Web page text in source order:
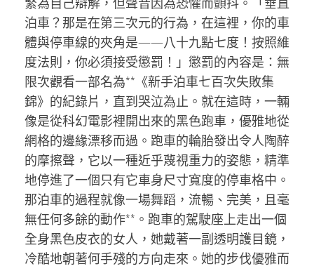
泊車？那是在第三次元的行為，在這裡，你的車
體與停車線的夾角是——八十九點七度！按照維
度法則，你必須接受懲罰！」懲罰的內容是：無
限次觀看一部名為**《新手泊車七百次失敗集
錦》的紀錄片，直到哭泣為止。就在這時，一輛
像是從科幻電影裡開出來的黑色跑車，優雅地從
網格的邊緣漂移而過。跑車的輪胎發出令人陶醉
的摩擦聲，它以一種近乎蔑視重力的姿態，精準
地停進了一個只有它車身尺寸寬度的停車格中。
那泊車的過程就像一場舞蹈，流暢、完美，且毫
無任何多餘的動作**。跑車的駕駛座上走出一個
全身黑色皮衣的女人，她戴著一副透明護目鏡，
冷酷地朝著何手殘的方向走來。她的步伐優雅而